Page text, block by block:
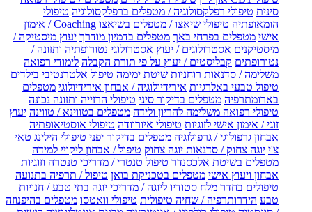
סינית טיפולי רפלקסולוגיה / מטפלים ברפלקסולוגיה טיפולי
הומאופתיה טיפולי שיאצו / מטפלים בשיאצו
Coaching / אימון
אישי מטפלים בפרחי באך מטפלים בדמיון מודרך יעוץ מיסטיקה /
מיסטיקנים אסטרולוגים / יעוץ אסטרולוגי נטורופתיה ותזונה /
נטורופתים קבליסטים / יעוץ על פי תורת הקבלה לימודי רפואה
משלימה / סדנאות רוחניות שיטת ימימה טיפול אלטרנטיבי בילדים
טיפול טבעי באלרגיות אירידיולוגיה / אבחון אירידיולוגי מטפלים
בארומתרפיה מטפלים בדיקור סיני טיפולי הרזייה ותזונה נכונה
טיפולי רפואה משלימה להריון ולידה מטפלים בטווינא / טווינה יעוץ
זוגי / אימון אישי לזוגיות טיפולי איורוודה טיפולי אוסטיאופתיה
אבחון גרפולוגי / גרפולוגיה מטפלים בדיקור יפני טיפולי הילינג טאי
צ'י יוגה צחוק / סדנאות יוגה צחוק טיפול / אבחון ליקויי למידה
מטפלים בשיטת אלכסנדר טיפול טנטרי / מדריכי טנטרה וזוגיות
אבחון ויעוץ אישי מטפלים בטכניקת בואן טיפול / תרפיה בתנועה
טיפולים בחדר מלח סטודיו ליוגה / מדריכי יוגה בתי טבע / חנויות
טבע הידרותרפיה / שחיה טיפולית טיפולי וואטסו מטפלים בהיפנוזה